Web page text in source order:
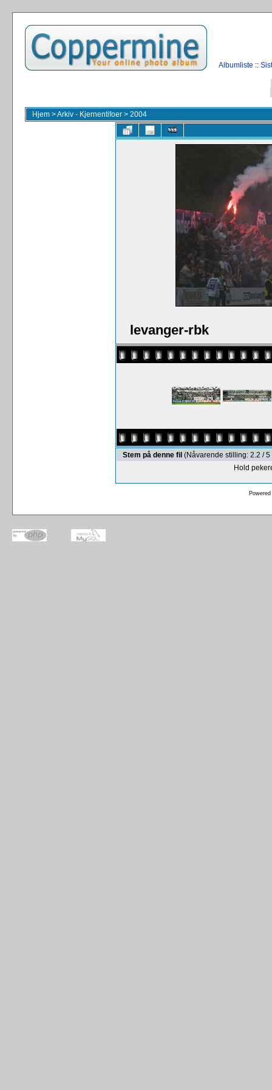
Albumliste ::
Hjem >Arkiv - Kjernentifoer > 2004
levanger-rbk
Stem på denne fil (Nåvarende stilling: 2.2 /
Hold